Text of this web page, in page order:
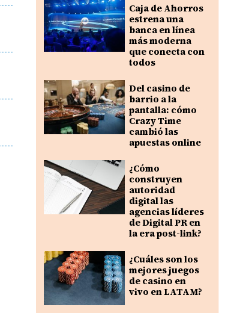
Caja de Ahorros
estrena una
banca en línea
más moderna
que conecta con
todos
Del casino de
barrio a la
pantalla: cómo
Crazy Time
cambió las
apuestas online
¿Cómo
construyen
autoridad
digital las
agencias líderes
de Digital PR en
la era post-link?
¿Cuáles son los
mejores juegos
de casino en
vivo en LATAM?